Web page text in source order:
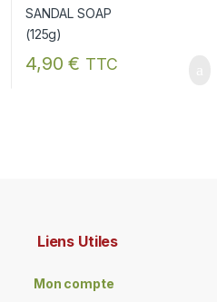
4,90€ TTC
Liens Utiles
Mon compte